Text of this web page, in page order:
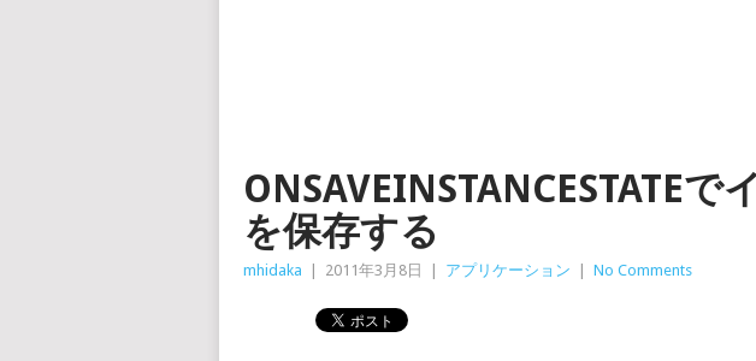
ONSAVEINSTANCESTATEで
を保存する
mhidaka 2011年3月8日 アプリケーション No Comments